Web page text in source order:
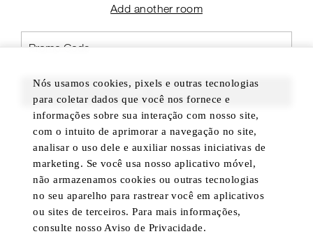
Add another room
FIND ROOMS
Nós usamos cookies, pixels e outras tecnologias
para coletar dados que você nos fornece e
informações sobre sua interação com nosso site,
com o intuito de aprimorar a navegação no site,
analisar o uso dele e auxiliar nossas iniciativas de
marketing. Se você usa nosso aplicativo móvel,
não armazenamos cookies ou outras tecnologias
no seu aparelho para rastrear você em aplicativos
ou sites de terceiros. Para mais informações,
consulte nosso Aviso de Privacidade.